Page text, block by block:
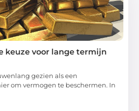
keuze voor lange termijn
gezien als een
om vermogen te beschermen. In